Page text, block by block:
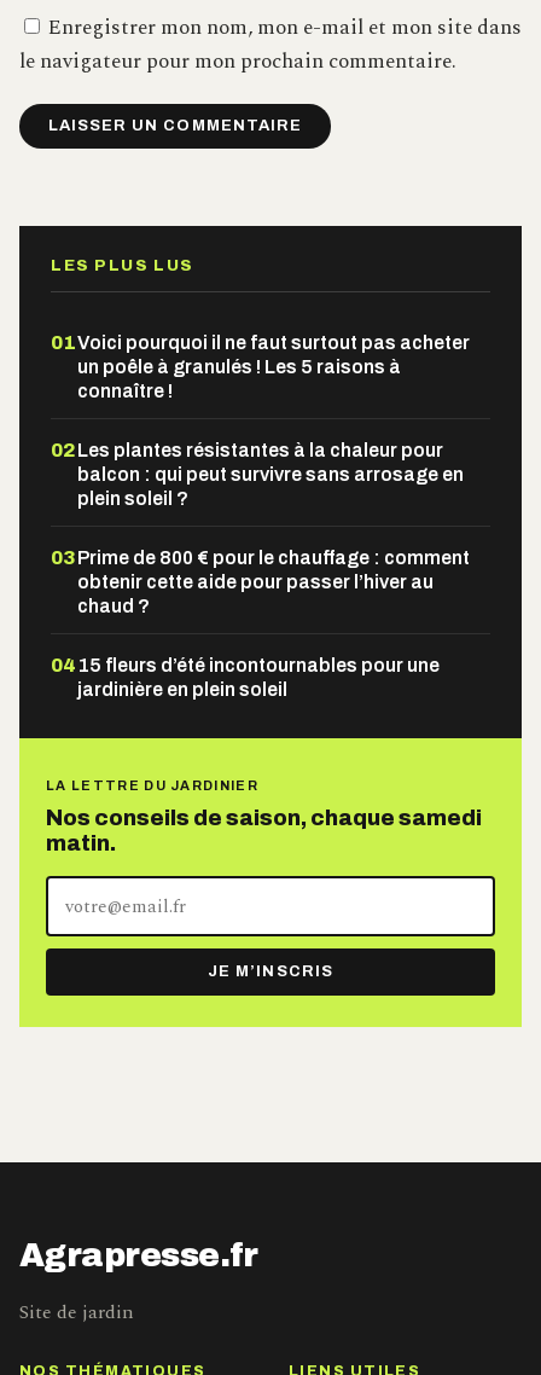
Enregistrer mon nom, mon e-mail et mon site dans
le navigateur pour mon prochain commentaire.
LES PLUS LUS
01Voici pourquoi il ne faut surtout pas acheter
un poêle à granulés ! Les 5 raisons à
connaître !
02Les plantes résistantes à la chaleur pour
balcon : qui peut survivre sans arrosage en
plein soleil ?
03Prime de 800 € pour le chauffage : comment
obtenir cette aide pour passer l’hiver au
chaud ?
04 15 fleurs d’été incontournables pour une
jardinière en plein soleil
LA LETTRE DU JARDINIER
Nos conseils de saison, chaque samedi
matin.
Votre
adresse
e-
mail
JE M’INSCRIS
Agrapresse.fr
Site de jardin
NOS THÉMATIQUES LIENS UTILES